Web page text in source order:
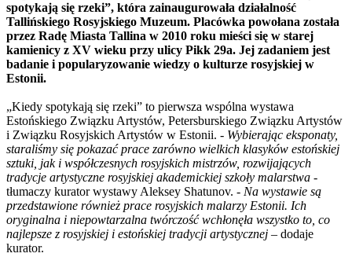
spotykają się rzeki”, która zainaugurowała działalność
Tallińskiego Rosyjskiego Muzeum. Placówka powołana została
przez Radę Miasta Tallina w 2010 roku mieści się w starej
kamienicy z XV wieku przy ulicy Pikk 29a. Jej zadaniem jest
badanie i popularyzowanie wiedzy o kulturze rosyjskiej w
Estonii.
„Kiedy spotykają się rzeki” to pierwsza wspólna wystawa
Estońskiego Związku Artystów, Petersburskiego Związku Artystów
i Związku Rosyjskich Artystów w Estonii. - Wybierając eksponaty,
staraliśmy się pokazać prace zarówno wielkich klasyków estońskiej
sztuki, jak i współczesnych rosyjskich mistrzów, rozwijających
tradycje artystyczne rosyjskiej akademickiej szkoły malarstwa -
tłumaczy kurator wystawy Aleksey Shatunov. - Na wystawie są
przedstawione również prace rosyjskich malarzy Estonii. Ich
oryginalna i niepowtarzalna twórczość wchłonęła wszystko to, co
najlepsze z rosyjskiej i estońskiej tradycji artystycznej – dodaje
kurator.